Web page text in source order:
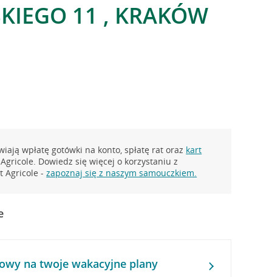
11 , KRAKÓW
wpłatę gotówki na konto, spłatę rat oraz kart
Dowiedz się więcej o korzystaniu z
Agricole -zapoznaj się z naszym samouczkiem.
na twoje wakacyjne plany